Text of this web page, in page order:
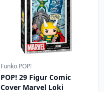
Funko POP!
POP! 29 Figur Comic
Cover Marvel Loki